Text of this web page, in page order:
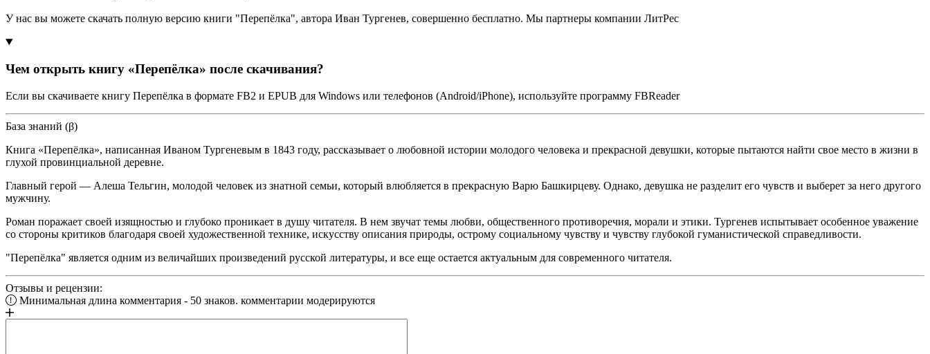
У нас вы можете скачать полную версию книги "Перепёлка", автора Иван Тургенев, совершенно бесплатно. Мы партнеры компании ЛитРес
Чем открыть книгу «Перепёлка» после скачивания?
Если вы скачиваете книгу Перепёлка в формате FB2 и EPUB для Windows или телефонов (Android/iPhone), используйте программу FBReader
База знаний (β)
Книга «Перепёлка», написанная Иваном Тургеневым в 1843 году, рассказывает о любовной истории молодого человека и прекрасной девушки, которые пытаются найти свое место в жизни в
глухой провинциальной деревне.
Главный герой — Алеша Тельгин, молодой человек из знатной семьи, который влюбляется в прекрасную Варю Башкирцеву. Однако, девушка не разделит его чувств и выберет за него другого
мужчину.
Роман поражает своей изящностью и глубоко проникает в душу читателя. В нем звучат темы любви, общественного противоречия, морали и этики. Тургенев испытывает особенное уважение
со стороны критиков благодаря своей художественной технике, искусству описания природы, острому социальному чувству и чувству глубокой гуманистической справедливости.
"Перепёлка" является одним из величайших произведений русской литературы, и все еще остается актуальным для современного читателя.
Отзывы и рецензии:
Минимальная длина комментария - 50 знаков. комментарии модерируются